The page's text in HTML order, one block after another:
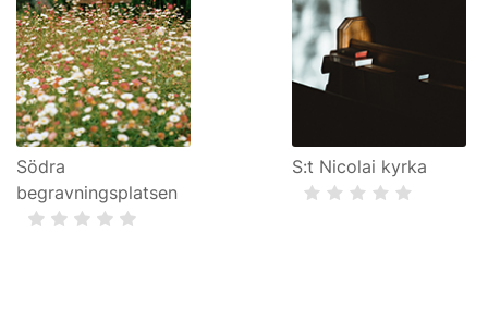
Södra
begravningsplatsen
S:t Nicolai kyrka